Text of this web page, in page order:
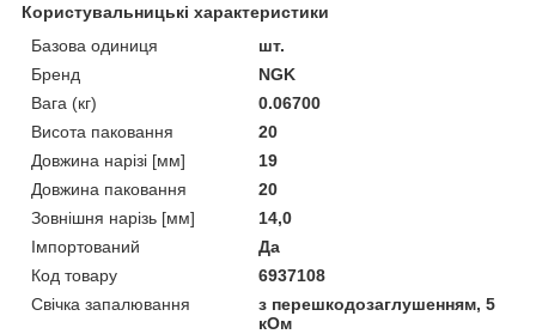
Користувальницькі характеристики
Базова одиниця
шт.
Бренд
NGK
Вага (кг)
0.06700
Висота паковання
20
Довжина нарізі [мм]
19
Довжина паковання
20
Зовнішня нарізь [мм]
14,0
Імпортований
Да
Код товару
6937108
Свічка запалювання
з перешкодозаглушенням, 5
кОм